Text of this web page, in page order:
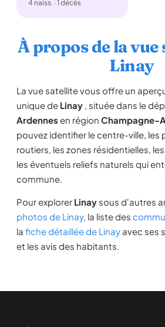
4 naiss. · 1 décès
À propos de la
Linay
La vue satellite vous offre un
unique de Linay , située dans le
Ardennes en région Champagne-
pouvez identifier le centre-ville, les
routiers, les zones résidentielles,
les éventuels reliefs naturels qui
commune.
Pour explorer Linay sous d'autres
photos de Linay, la liste des
la fiche détaillée de Linay avec ses
et les avis des habitants.